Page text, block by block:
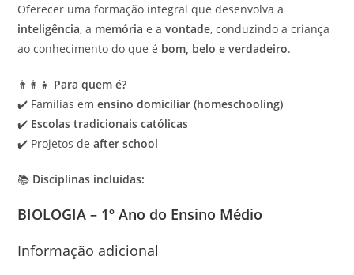
Oferecer uma formação integral que desenvolva a
inteligência, a memória e avontade, conduzindo a criança
ao conhecimento do que é bom, belo e verdadeiro.
👨‍👩‍👧 Para quem é?
✔️ Famílias emensino domiciliar (homeschooling)
✔️ Escolas tradicionais católicas
✔️ Projetos deafter school
📚 Disciplinas incluídas:
BIOLOGIA – 1º Ano do Ensino Médio
Informação adicional